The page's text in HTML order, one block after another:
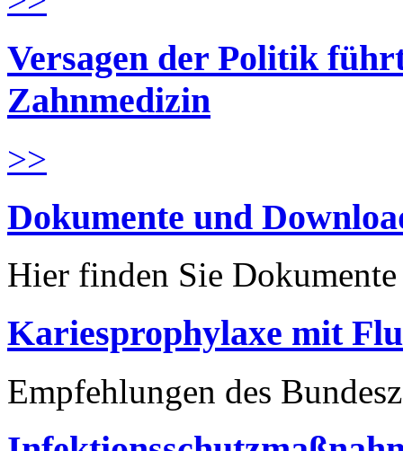
Versagen der Politik
Zahnmedizin
>>
Dokumente und
Hier finden Sie
Kariesprophylaxe mit
Empfehlungen des